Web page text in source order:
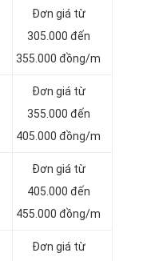
Đơn giá từ
305.000 đến
355.000 đồng/m
Đơn giá từ
355.000 đến
405.000 đồng/m
Đơn giá từ
405.000 đến
455.000 đồng/m
Đơn giá từ